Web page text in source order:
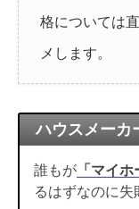
格については
メします。
ハウスメーカ
誰もが 「マイ
るはずなのに失